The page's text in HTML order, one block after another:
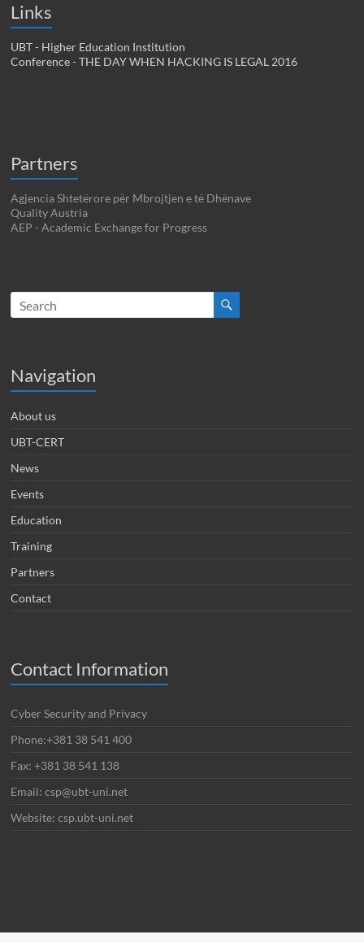
Links
UBT - Higher Education Institution
Conference - THE DAY WHEN HACKING IS LEGAL 2016
Partners
Agjencia Shtetërore për Mbrojtjen e të Dhënave
Quality Austria
AEP - Academic Exchange for Progress
Navigation
About us
UBT-CERT
News
Events
Education
Training
Partners
Contact
Contact Information
Cyber Security and Privacy
Phone:+381 38 541 400
Fax: +381 38 541 138
Email: csp@ubt-uni.net
Website: csp.ubt-uni.net